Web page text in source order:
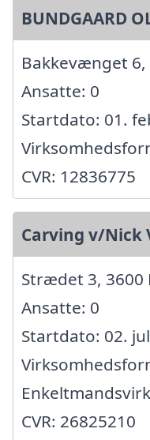
BUNDGAARD
Bakkevænget 6,
Ansatte: 0
Startdato: 01.
CVR: 12836775
Carving v/Nick
Strædet 3, 3600
Ansatte: 0
Startdato: 02.
CVR: 26825210